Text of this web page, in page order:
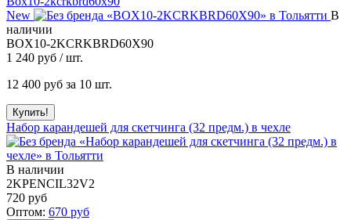
New
В
наличии
BOX10-2KCRKBRD60X90
1 240 руб / шт.
12 400 руб за 10 шт.
Набор карандешей для скетчинга (32 предм.) в чехле
В наличии
2KPENCIL32V2
720 руб
Оптом: 670 руб